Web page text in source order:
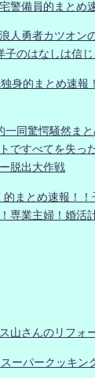
警備員的まとめ
人勇者カツオン
子のはなしは信
的まとめ速報
一同驚愕騒然ま
ですべてを失っ
脱出大作戦
まとめ速報！
専業主婦！婚活
山さんのリフォ
ーパークッキン